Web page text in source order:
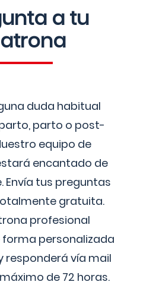
a tu
duda habitual
parto o post-
equipo de
encantado de
Envía tus preguntas
gratuita.
profesional
personalizada
responderá vía mail
de 72 horas.